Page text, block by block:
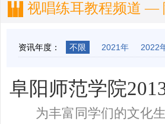
视唱练耳教程频道 —
资讯年度： 不限 2021年 2022
阜阳师范学院
为丰富同学们的文化生